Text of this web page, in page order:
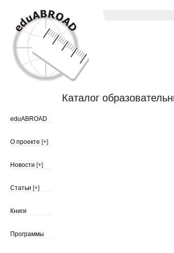
Каталог
eduABROAD
О проекте [+]
Новости [+]
Статьи [+]
Книги
Программы